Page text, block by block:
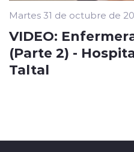
Martes 31 de octubre de
VIDEO:
(Parte 2) -
Taltal